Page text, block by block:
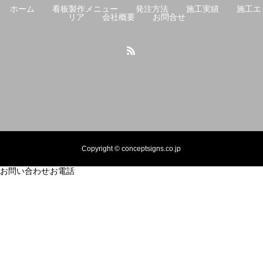
ホーム 看板製作メニュー 発注方法 施工実績
施工エ
リア
会社概要 お問合せ
Copyright © conceptsigns.co.jp
お問い合わせお電話